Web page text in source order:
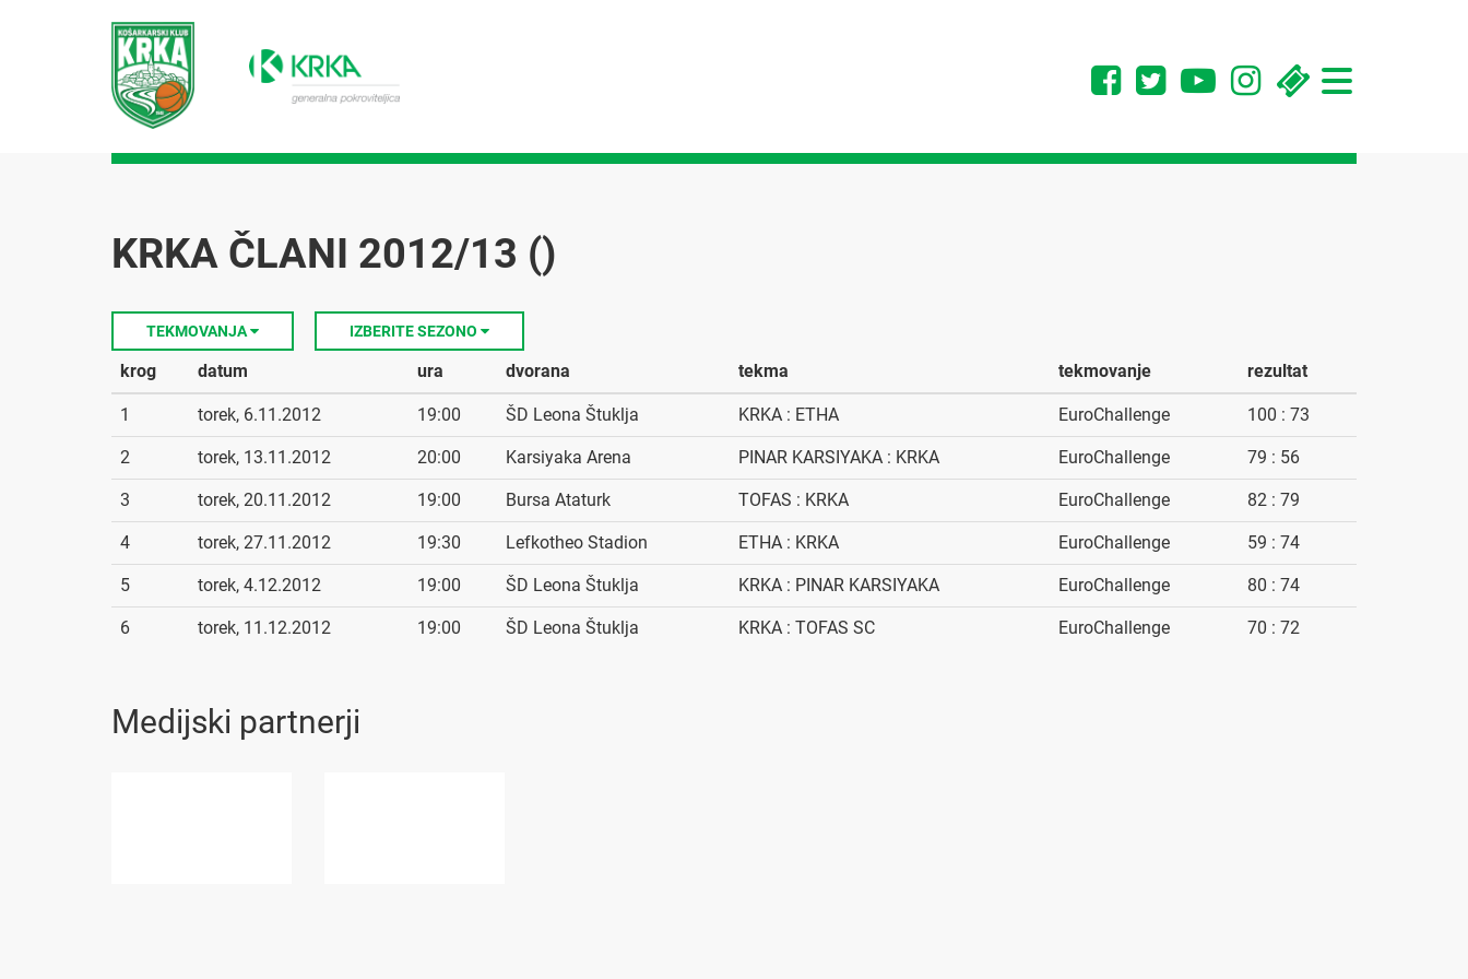
Toggle
navigation
KRKA ČLANI 2012/13 ()
TEKMOVANJA IZBERITE SEZONO
krog datum ura dvorana tekma tekmovanje rezultat
1 torek, 6.11.2012 19:00 ŠD Leona Štuklja KRKA : ETHA EuroChallenge 100 : 73
2 torek, 13.11.2012 20:00 Karsiyaka Arena PINAR KARSIYAKA : KRKA EuroChallenge 79 : 56
3 torek, 20.11.2012 19:00 Bursa Ataturk TOFAS : KRKA EuroChallenge 82 : 79
4 torek, 27.11.2012 19:30 Lefkotheo Stadion ETHA : KRKA EuroChallenge 59 : 74
5 torek, 4.12.2012 19:00 ŠD Leona Štuklja KRKA : PINAR KARSIYAKA EuroChallenge 80 : 74
6 torek, 11.12.2012 19:00 ŠD Leona Štuklja KRKA : TOFAS SC EuroChallenge 70 : 72
Medijski partnerji